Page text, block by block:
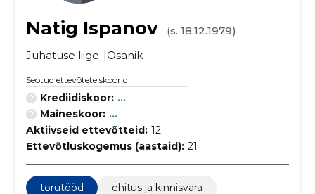
Natig Ispanov
(s. 18.12.1979)
Juhatuse liige
Osanik
Seotud ettevõtete skoorid
Krediidiskoor: ...
Maineskoor: ...
Aktiivseid ettevõtteid: 12
Ettevõtluskogemus (aastaid): 21
torutööd
ehitus ja kinnisvara